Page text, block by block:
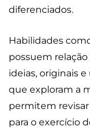
diferenciados.
Habilidades
possuem
ideias, originais
que exploram a
permitem
para o exercício